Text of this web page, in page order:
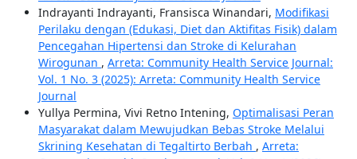
Indrayanti Indrayanti, Fransisca Winandari, Modifikasi
Perilaku dengan (Edukasi, Diet dan Aktifitas Fisik) dalam
Pencegahan Hipertensi dan Stroke di Kelurahan
Wirogunan , Arreta: Community Health Service Journal:
Vol. 1 No. 3 (2025): Arreta: Community Health Service
Journal
Yullya Permina, Vivi Retno Intening, Optimalisasi Peran
Masyarakat dalam Mewujudkan Bebas Stroke Melalui
Skrining Kesehatan di Tegaltirto Berbah , Arreta: